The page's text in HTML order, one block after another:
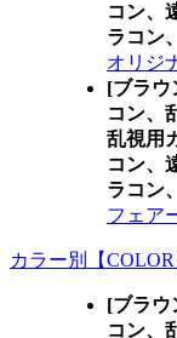
コン、
ラコン
オリジ
[ブラウ
コン、
乱視用
コン、
ラコン
フェア
カラー別【COLOR
[ブラウ
コン、